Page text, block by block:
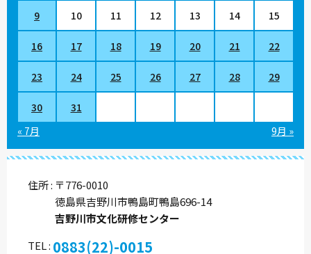
9 10 11 12 13 14 15
16 17 18 19 20 21 22
23 24 25 26 27 28 29
30
31
« 7月
9月 »
住所 〒776-0010
徳島県吉野川市鴨島町鴨島696-14
吉野川市文化研修センター
TEL 0883(22)-0015